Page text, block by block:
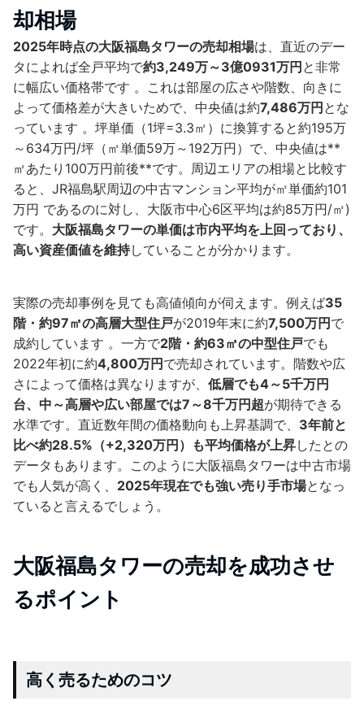
却相場
2025年時点の大阪福島タワーの売却相場は、直近のデー
タによれば全戸平均で約3,249万～3億0931万円 と非常
に幅広い価格帯です 。これは部屋の広さや階数、向きに
よって価格差が大きいためで、中央値は約7,486万円 とな
っています 。坪単価（1坪=3.3㎡）に換算すると約195万
～634万円/坪（㎡単価59万～192万円）で、中央値は**
㎡あたり100万円前後**です。周辺エリアの相場と比較す
ると、JR福島駅周辺の中古マンション平均が㎡単価約101
万円 であるのに対し、大阪市中心6区平均は約85万円/㎡)
です。 大阪福島タワーの単価は市内平均を上回っており、
高い資産価値を維持していることが分かります。
実際の売却事例を見ても高値傾向が伺えます。例えば35
階・約97㎡の高層大型住戸が2019年末に約7,500万円 で
成約しています 。一方で2階・約63㎡の中型住戸でも
2022年初に約4,800万円 で売却されています。階数や広
さによって価格は異なりますが、 低層でも4～5千万円
台、中～高層や広い部屋では7～8千万円超が期待できる
水準です。直近数年間の価格動向も上昇基調で、 3年前と
比べ約28.5%（+2,320万円）も平均価格が上昇したとの
データもあります。このように大阪福島タワーは中古市場
でも人気が高く、 2025年現在でも強い売り手市場となっ
ていると言えるでしょう。
大阪福島タワーの売却を成功させ
るポイント
高く売るためのコツ